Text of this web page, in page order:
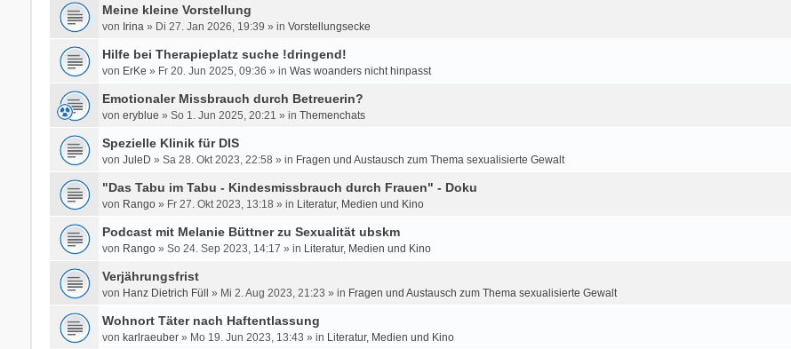
Meine kleine Vorstellung
von Irina» Di 27. Jan 2026, 19:39 » in Vorstellungsecke
Hilfe bei Therapieplatz suche !dringend!
von ErKe » Fr 20. Jun 2025, 09:36 » in Was woanders nicht hinpasst
Emotionaler Missbrauch durch Betreuerin?
von eryblue » So 1. Jun 2025, 20:21 » in Themenchats
Spezielle Klinik für DIS
von JuleD » Sa 28. Okt 2023, 22:58 » in Fragen und Austausch zum Thema sexualisierte Gewalt
"Das Tabu im Tabu - Kindesmissbrauch durch Frauen" - Doku
von Rango» Fr 27. Okt 2023, 13:18 » in Literatur, Medien und Kino
Podcast mit Melanie Büttner zu Sexualität ubskm
von Rango» So 24. Sep 2023, 14:17 » in Literatur, Medien und Kino
Verjährungsfrist
von Hanz Dietrich Füll » Mi 2. Aug 2023, 21:23 » in Fragen und Austausch zum Thema sexualisierte Gewalt
Wohnort Täter nach Haftentlassung
von karlraeuber» Mo 19. Jun 2023, 13:43 » in Literatur, Medien und Kino